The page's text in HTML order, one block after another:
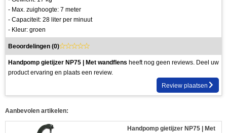
- Max. zuighoogte: 7 meter
- Capaciteit: 28 liter per minuut
- Kleur: groen
Beoordelingen (0)
Handpomp gietijzer NP75 | Met wandflens heeft nog geen reviews. Deel uw
product ervaring en plaats een review.
Review plaatsen
Aanbevolen artikelen:
Handpomp gietijzer NP75 | Met